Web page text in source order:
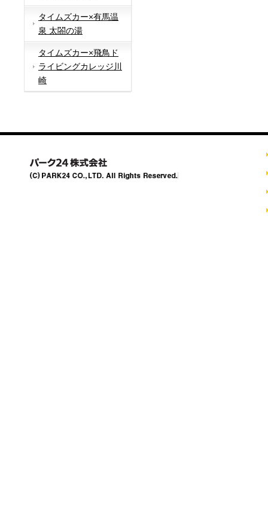
タイムズカー×有馬温
泉 太閤の湯
タイムズカー×飛鳥ド
ライビングカレッジ川
崎